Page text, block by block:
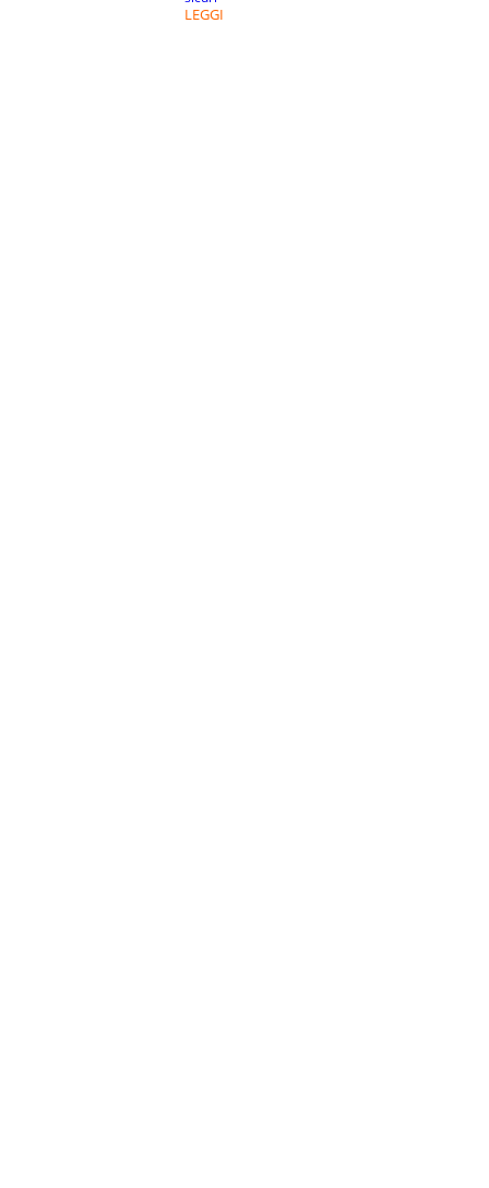
LEGGI